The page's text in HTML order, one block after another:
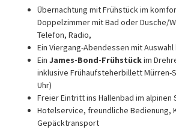
Übernachtung mit Frühstück im
Doppelzimmer mit Bad oder Dusche/
Telefon, Radio,
Ein Viergang-Abendessen mit
Ein James-Bond-Frühstückim
inklusive Frühaufsteherbillett Mürren-
Uhr)
Freier Eintritt ins Hallenbad im alpinen
Hotelservice, freundliche Bedienung,
Gepäcktransport